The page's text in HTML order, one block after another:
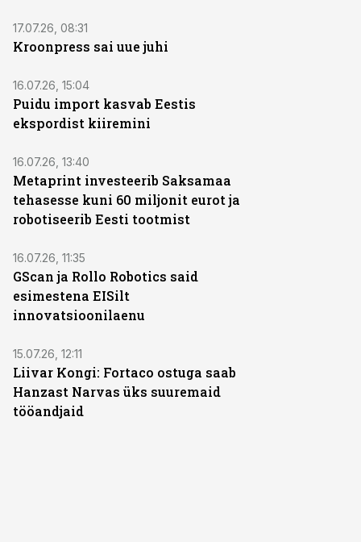
17.07.26, 08:31
Kroonpress sai uue juhi
16.07.26, 15:04
Puidu import kasvab Eestis
ekspordist kiiremini
16.07.26, 13:40
Metaprint investeerib Saksamaa
tehasesse kuni 60 miljonit eurot ja
robotiseerib Eesti tootmist
16.07.26, 11:35
GScan ja Rollo Robotics said
esimestena EISilt
innovatsioonilaenu
15.07.26, 12:11
Liivar Kongi: Fortaco ostuga saab
Hanzast Narvas üks suuremaid
tööandjaid